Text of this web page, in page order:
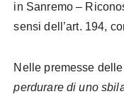
in Sanremo –
sensi dell’art. 194,
Nelle premesse
perdurare di uno